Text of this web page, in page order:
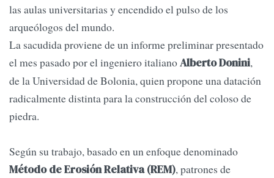
las aulas universitarias y encendido el pulso de los
arqueólogos del mundo.
La sacudida proviene de un informe preliminar presentado
el mes pasado por el ingeniero italianoAlberto Donini,
de la Universidad de Bolonia, quien propone una datación
radicalmente distinta para la construcción del coloso de
piedra.
Según su trabajo, basado en un enfoque denominado
Método de Erosión Relativa (REM), patrones de